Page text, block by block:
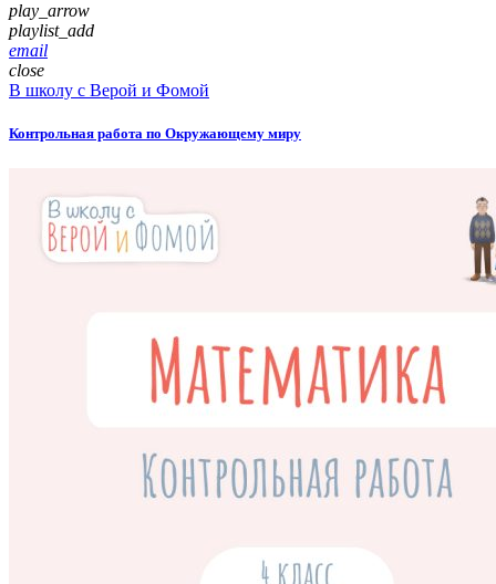
play_arrow
playlist_add
email
close
В школу с Верой и Фомой
Контрольная работа по Окружающему миру